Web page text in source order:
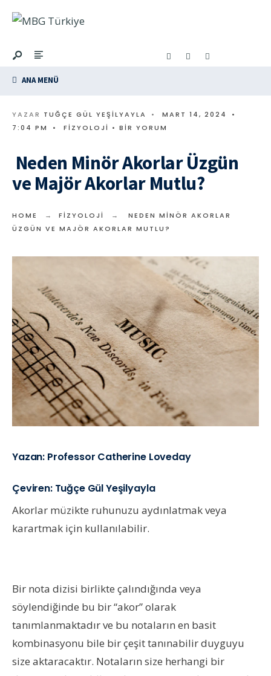
ANA MENÜ
YAZAR TUĞÇE GÜL YEŞILYAYLA • MART 14, 2024
•
7:04 PM
• FIZYOLOJI • BIR YORUM
Neden Minör Akorlar Üzgün
ve Majör Akorlar Mutlu?
HOME FIZYOLOJI
NEDEN MINÖR AKORLAR
ÜZGÜN VE MAJÖR AKORLAR MUTLU?
Yazan: Professor Catherine Loveday
Çeviren: Tuğçe Gül Yeşilyayla
Akorlar müzikte ruhunuzu aydınlatmak veya
karartmak için kullanılabilir.
Bir nota dizisi birlikte çalındığında veya
söylendiğinde bu bir “akor” olarak
tanımlanmaktadır ve bu notaların en basit
kombinasyonu bile bir çeşit tanınabilir duyguyu
size aktaracaktır. Notaların size herhangi bir